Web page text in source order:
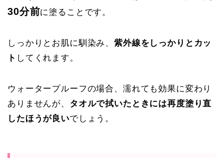
30分前に塗ることです。
しっかりとお肌に馴染み、紫外線をしっかりとカッ
ト してくれます。
ウォータープルーフの場合、濡れても効果に変わり
ありませんが、 タオルで拭いたときには再度塗り直
したほうが良いでしょう。